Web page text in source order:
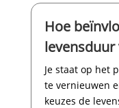
Hoe
levensduur
Je staat op het
te vernieuwen
keuzes de